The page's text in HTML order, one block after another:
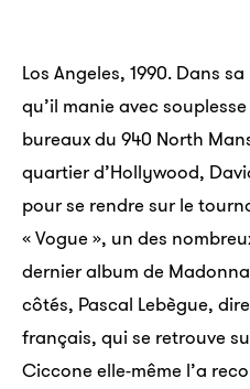
Los Angeles, 1990. Dans
qu’il manie avec
bureaux du 940 North
quartier d’Hollywood,
pour se rendre sur le
« Vogue », un des
dernier album de
côtés, Pascal Lebègue,
français, qui se retrouve
Ciccone elle-même l’a